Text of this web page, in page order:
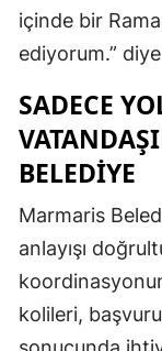
içinde bir
ediyorum.”
SADECE
BELEDİYE
Marmaris
anlayışı
kolileri,